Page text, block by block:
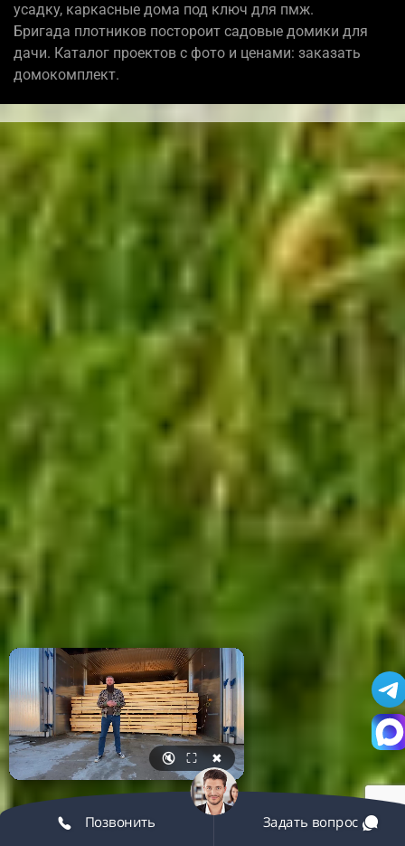
усадку, каркасные дома под ключ для пмж.
Бригада плотников постороит садовые домики для
дачи. Каталог проектов с фото и ценами: заказать
домокомплект.
🔇 ⛶ ✖
Позвонить Задать вопрос